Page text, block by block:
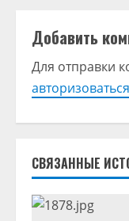
и
т
ь
ч
т
е
Добавить
Для отправки
авторизоваться
СВЯЗАННЫЕ